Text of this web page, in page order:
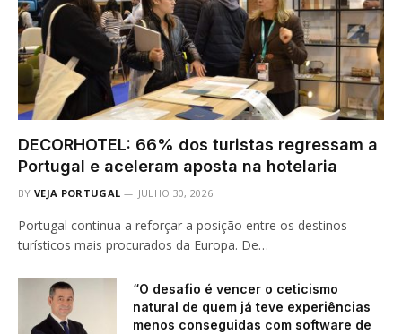
DECORHOTEL: 66% dos turistas regressam a
Portugal e aceleram aposta na hotelaria
BY VEJA PORTUGAL JULHO 30, 2026
Portugal continua a reforçar a posição entre os destinos
turísticos mais procurados da Europa. De…
“O desafio é vencer o ceticismo
natural de quem já teve experiências
menos conseguidas com software de